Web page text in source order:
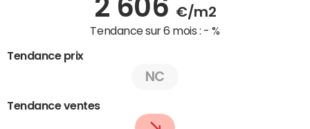
2 606 €/m2
Tendance sur 6 mois : - %
Tendance prix
NC
Tendance ventes